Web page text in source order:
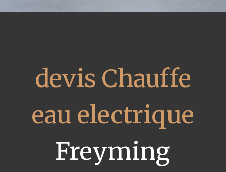
devis Chauffe
eau electrique
Freyming